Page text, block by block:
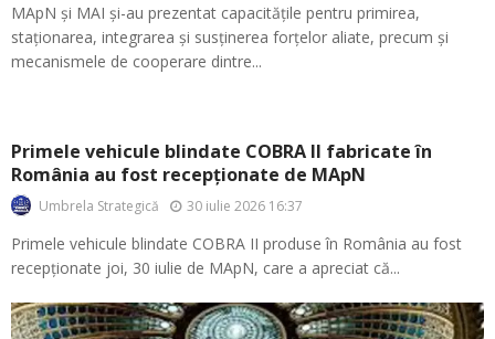
MApN și MAI și-au prezentat capacitățile pentru primirea,
staționarea, integrarea și susținerea forțelor aliate, precum și
mecanismele de cooperare dintre...
Primele vehicule blindate COBRA II fabricate în
România au fost recepționate de MApN
Umbrela Strategică 30 iulie 2026 16:37
Primele vehicule blindate COBRA II produse în România au fost
recepționate joi, 30 iulie de MApN, care a apreciat că...